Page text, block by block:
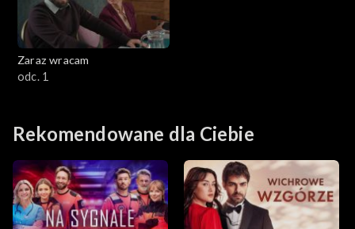
Zaraz wracam
odc. 1
Rekomendowane dla Ciebie